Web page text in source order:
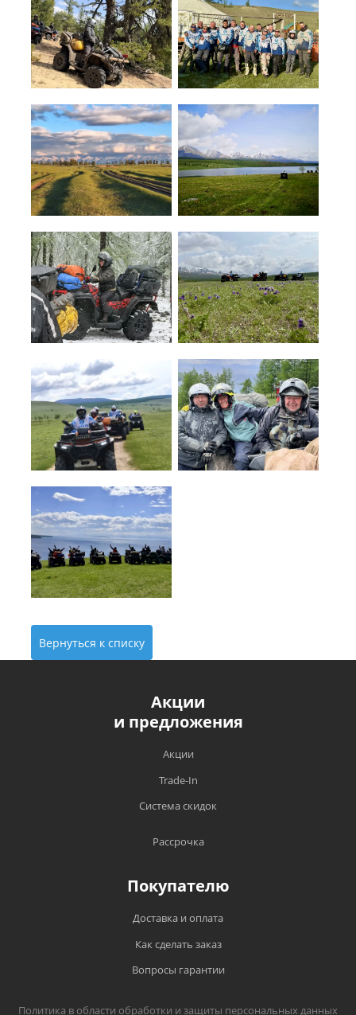
Вернуться к списку
Акции
и предложения
Акции
Trade-In
Система скидок
Рассрочка
Покупателю
Доставка и оплата
Как сделать заказ
Вопросы гарантии
Политика в области обработки и защиты персональных данных